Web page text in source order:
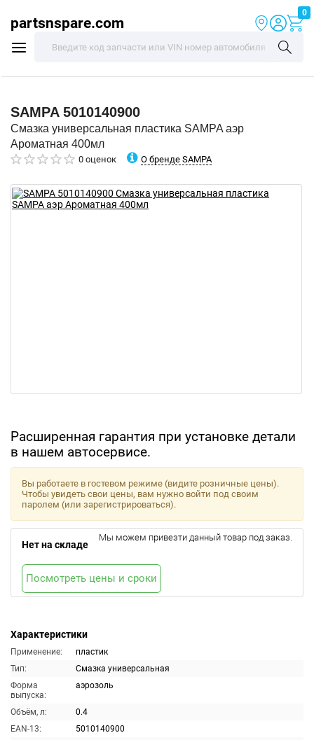
partsnspare.com
0
SAMPA 5010140900
Смазка универсальная пластика SAMPA аэр
Ароматная 400мл
0 оценок О бренде SAMPA
Расширенная гарантия при установке детали
в нашем автосервисе.
Характеристики
Применение:
пластик
Тип:
Смазка универсальная
Форма
выпуска:
аэрозоль
Объём, л:
0.4
EAN-13:
5010140900
Вы работаете в гостевом режиме (видите розничные цены).
Чтобы увидеть свои цены, вам нужно войти под своим
паролем (или зарегистрироваться).
Нет на складе
Мы можем привезти данный товар под заказ.
Посмотреть цены и сроки